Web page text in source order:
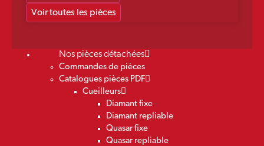
Voir toutes les pièces
Nos pièces détachées
Commandes de pièces
Catalogues pièces PDF
Cueilleurs
Diamant fixe
Diamant repliable
Quasar fixe
Quasar repliable